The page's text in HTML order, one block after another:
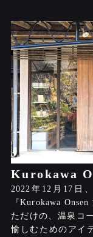
Kurokawa
2022年12月17日
『Kurokawa
ただけの、温泉コ
愉しむためのアイ